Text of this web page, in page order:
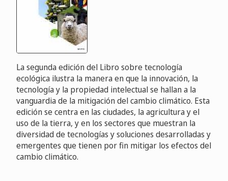
La segunda edición del Libro sobre tecnología
ecológica ilustra la manera en que la innovación, la
tecnología y la propiedad intelectual se hallan a la
vanguardia de la mitigación del cambio climático. Esta
edición se centra en las ciudades, la agricultura y el
uso de la tierra, y en los sectores que muestran la
diversidad de tecnologías y soluciones desarrolladas y
emergentes que tienen por fin mitigar los efectos del
cambio climático.